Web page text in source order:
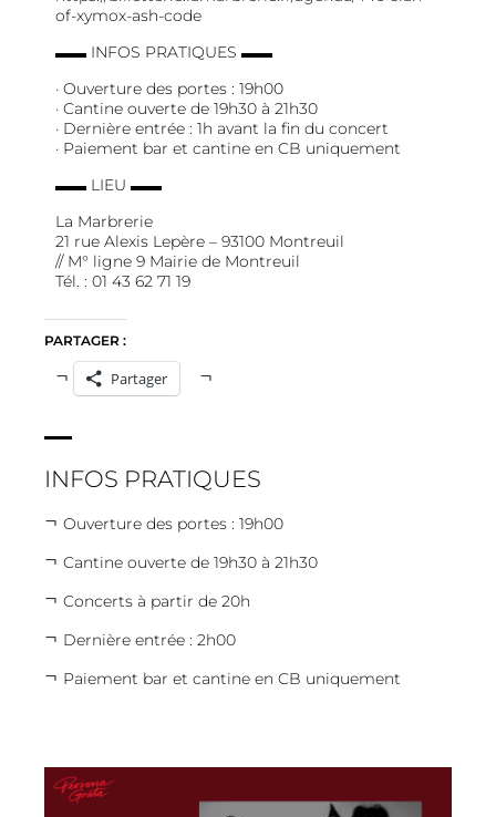
of-xymox-ash-code
▬▬ INFOS PRATIQUES ▬▬
· Ouverture des portes : 19h00
· Cantine ouverte de 19h30 à 21h30
· Dernière entrée : 1h avant la fin du concert
· Paiement bar et cantine en CB uniquement
▬▬ LIEU ▬▬
La Marbrerie
21 rue Alexis Lepère – 93100 Montreuil
// M° ligne 9 Mairie de Montreuil
Tél. : 01 43 62 71 19
PARTAGER :
Partager
INFOS PRATIQUES
Ouverture des portes : 19h00
Cantine ouverte de 19h30 à 21h30
Concerts à partir de 20h
Dernière entrée : 2h00
Paiement bar et cantine en CB uniquement